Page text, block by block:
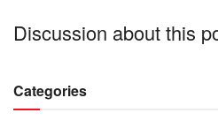
Discussion about this
Categories